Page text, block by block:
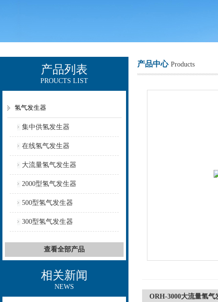
产品列表
PROUCTS LIST
氢气发生器
集中供氢发生器
在线氢气发生器
大流量氢气发生器
2000型氢气发生器
500型氢气发生器
300型氢气发生器
查看全部产品
相关新闻
NEWS
产品中心 Products
ORH-3000大流量氢气